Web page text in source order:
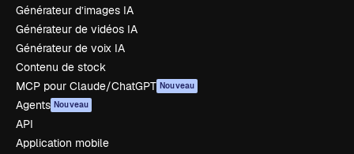
Générateur d’images IA
Générateur de vidéos IA
Générateur de voix IA
Contenu de stock
MCP pour Claude/ChatGPT Nouveau
Agents Nouveau
API
Application mobile